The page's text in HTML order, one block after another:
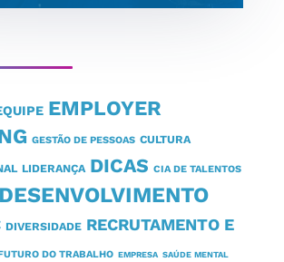
EMPLOYER
GESTÃO DE PESSOAS CULTURA
LIDERANÇA DICAS CIA DE TALENTOS
DESENVOLVIMENTO
DIVERSIDADE RECRUTAMENTO E
DO TRABALHO EMPRESA SAÚDE MENTAL